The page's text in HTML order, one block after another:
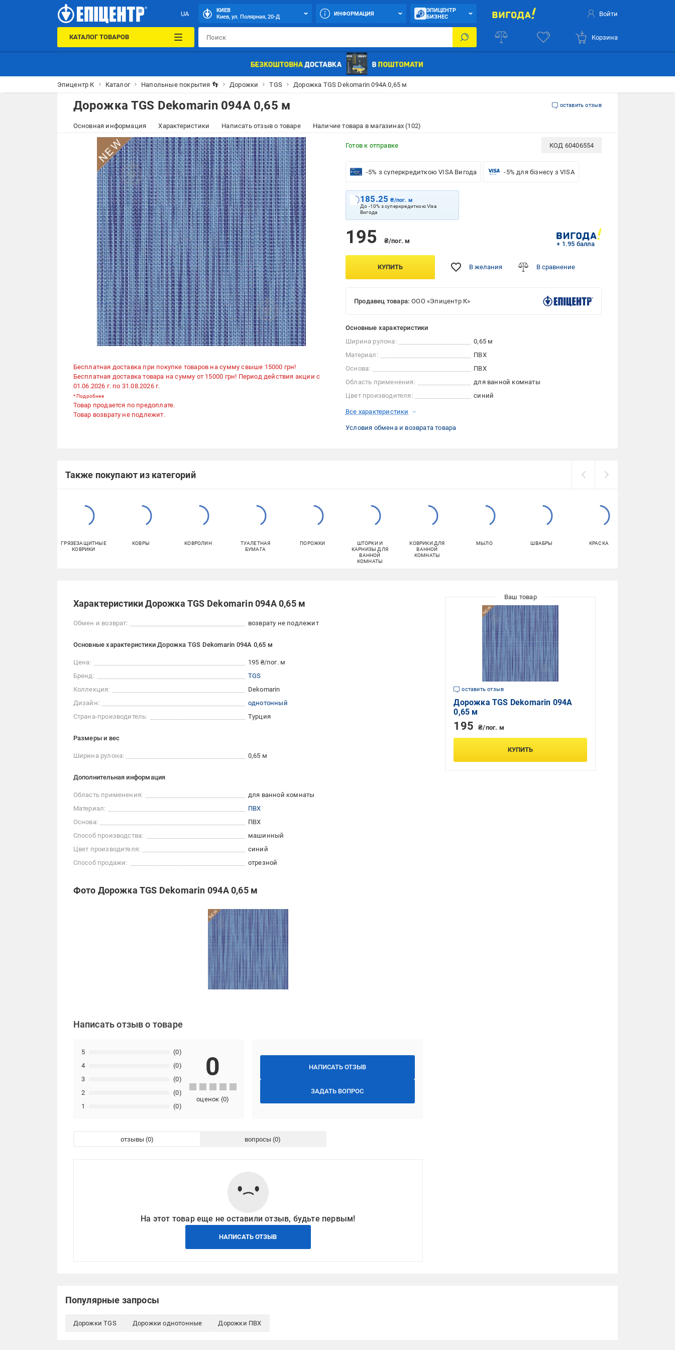
UA
КИЕВ
Киев, ул. Полярная, 20-Д
ИНФОРМАЦИЯ
ЭПИЦЕНТР
БИЗНЕС
Войти
КАТАЛОГ ТОВАРОВ Корзина
Эпицентр К Каталог Напольные покрытия 👣 Дорожки TGS Дорожка TGS Dekomarin 094A 0,65 м
Дорожка TGS Dekomarin 094A 0,65 м оставить отзыв
Основная информация Характеристики Написать отзыв о товаре Наличие товара в магазинах (102)
Бесплатная доставка при покупке товаров на сумму свыше 15000 грн!
Бесплатная доставка товара на сумму от 15000 грн! Период действия акции с
01.06.2026 г. по 31.08.2026 г.
*Подробнее
Товар продается по предоплате.
Товар возврату не подлежит.
Готов к отправке КОД 60406554
-5% з суперкредиткою VISA Вигода -5% для бізнесу з VISA
185.25₴/пог. м
До -10% з суперкредиткою Visa
Вигода
195 ₴/пог. м + 1.95 балла
КУПИТЬ В желания В сравнение
Продавец товара: ООО «Эпицентр К»
Основные характеристики
Ширина рулона:
0,65 м
Материал:
ПВХ
Основа:
ПВХ
Область применения:
для ванной комнаты
Цвет производителя:
синий
Все характеристики
Условия обмена и возврата товара
Также покупают из категорий
ГРЯЗЕЗАЩИТНЫЕ
КОВРИКИ
КОВРЫ КОВРОЛИН
ТУАЛЕТНАЯ
БУМАГА
ПОРОЖКИ
ШТОРКИ И
КАРНИЗЫ ДЛЯ
ВАННОЙ
КОМНАТЫ
КОВРИКИ ДЛЯ
ВАННОЙ
КОМНАТЫ
МЫЛО ШВАБРЫ КРАСКА
Характеристики Дорожка TGS Dekomarin 094A 0,65 м
Обмен и возврат: возврату не подлежит
Основные характеристики Дорожка TGS Dekomarin 094A 0,65 м
Цена:
195 ₴/пог. м
Бренд:
TGS
Коллекция:
Dekomarin
Дизайн:
однотонный
Страна-производитель:
Турция
Размеры и вес
Ширина рулона: 0,65 м
Дополнительная информация
Область применения:
для ванной комнаты
Материал:
ПВХ
Основа:
ПВХ
Способ производства:
машинный
Цвет производителя:
синий
Способ продажи:
отрезной
Фото Дорожка TGS Dekomarin 094A 0,65 м
Написать отзыв о товаре
НАПИСАТЬ ОТЗЫВ
ЗАДАТЬ ВОПРОС
1 (0)
2 (0)
3 (0)
4 (0)
5 (0)
0
оценок (0)
отзывы вопросы
На этот товар еще не оставили отзыв, будьте первым!
НАПИСАТЬ ОТЗЫВ
оставить отзыв
Дорожка TGS Dekomarin 094A
0,65 м
195 ₴/пог. м
КУПИТЬ
Популярные запросы
Дорожки TGS Дорожки однотонные Дорожки ПВХ